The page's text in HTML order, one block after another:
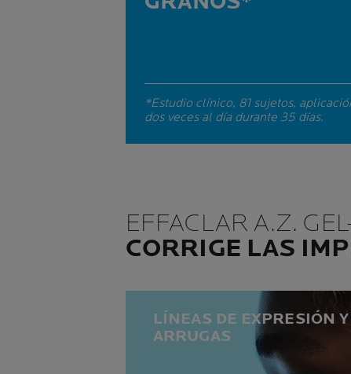
*Estudio clínico, 81 sujetos,
dos veces al día durante 35 días.
EFFACLAR A.Z.
CORRIGE LAS
LÍNEAS DE EXPRESIÓN Y
ARRUGAS